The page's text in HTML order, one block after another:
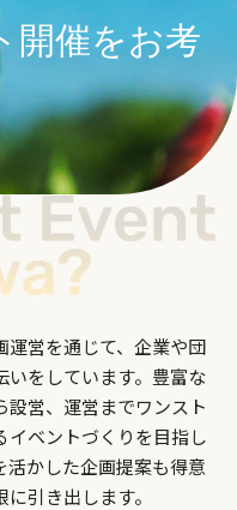
開催をお考
営を通じて、企業や団
いをしています。豊富な
設営、運営までワンスト
イベントづくりを目指し
活かした企画提案も得意
引き出します。